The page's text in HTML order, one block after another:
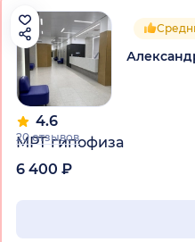
4.6
20 отзывов
МРТ гипофиза
6 400 ₽